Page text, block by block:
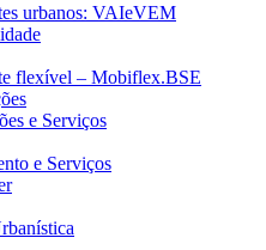
urbanos: VAIeVEM
flexível – Mobiflex.BSE
e Serviços
e Serviços